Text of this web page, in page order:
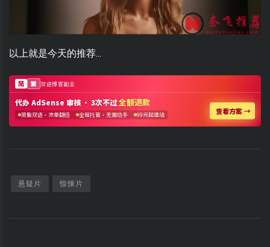
以上就是今天的推荐...
悬疑片 惊悚片